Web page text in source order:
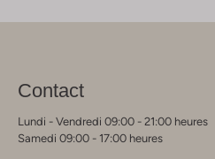
Contact
Lundi - Vendredi 09:00 - 21:00 heures
Samedi 09:00 - 17:00 heures